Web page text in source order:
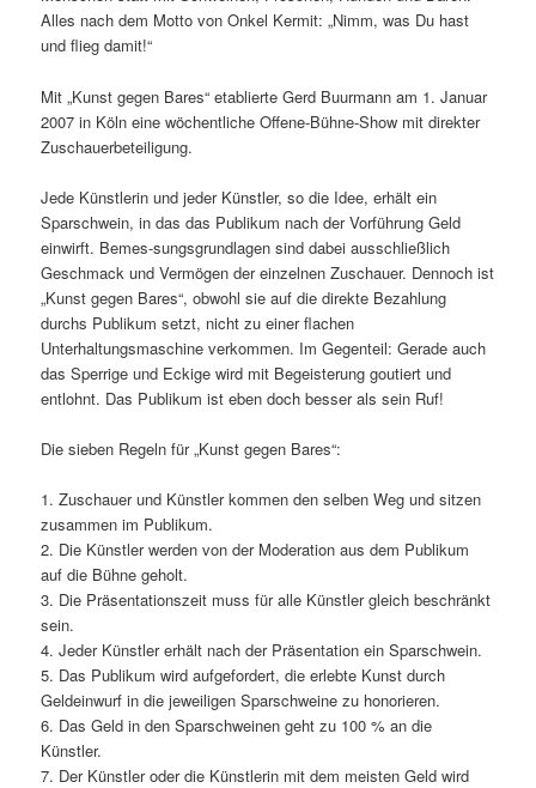
Alles nach dem Motto von Onkel Kermit: „Nimm, was Du hast
und flieg damit!“
Mit „Kunst gegen Bares“ etablierte Gerd Buurmann am 1. Januar
2007 in Köln eine wöchentliche Offene-Bühne-Show mit direkter
Zuschauerbeteiligung.
Jede Künstlerin und jeder Künstler, so die Idee, erhält ein
Sparschwein, in das das Publikum nach der Vorführung Geld
einwirft. Bemes-sungsgrundlagen sind dabei ausschließlich
Geschmack und Vermögen der einzelnen Zuschauer. Dennoch ist
„Kunst gegen Bares“, obwohl sie auf die direkte Bezahlung
durchs Publikum setzt, nicht zu einer flachen
Unterhaltungsmaschine verkommen. Im Gegenteil: Gerade auch
das Sperrige und Eckige wird mit Begeisterung goutiert und
entlohnt. Das Publikum ist eben doch besser als sein Ruf!
Die sieben Regeln für „Kunst gegen Bares“:
1. Zuschauer und Künstler kommen den selben Weg und sitzen
zusammen im Publikum.
2. Die Künstler werden von der Moderation aus dem Publikum
auf die Bühne geholt.
3. Die Präsentationszeit muss für alle Künstler gleich beschränkt
sein.
4. Jeder Künstler erhält nach der Präsentation ein Sparschwein.
5. Das Publikum wird aufgefordert, die erlebte Kunst durch
Geldeinwurf in die jeweiligen Sparschweine zu honorieren.
6. Das Geld in den Sparschweinen geht zu 100 % an die
Künstler.
7. Der Künstler oder die Künstlerin mit dem meisten Geld wird